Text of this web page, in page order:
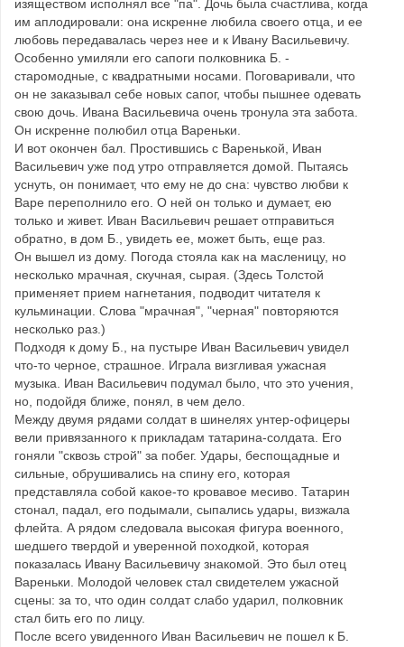
изяществом исполнял все "па". Дочь была счастлива, когда
им аплодировали: она искренне любила своего отца, и ее
любовь передавалась через нее и к Ивану Васильевичу.
Особенно умиляли его сапоги полковника Б. -
старомодные, с квадратными носами. Поговаривали, что
он не заказывал себе новых сапог, чтобы пышнее одевать
свою дочь. Ивана Васильевича очень тронула эта забота.
Он искренне полюбил отца Вареньки.
И вот окончен бал. Простившись с Варенькой, Иван
Васильевич уже под утро отправляется домой. Пытаясь
уснуть, он понимает, что ему не до сна: чувство любви к
Варе переполнило его. О ней он только и думает, ею
только и живет. Иван Васильевич решает отправиться
обратно, в дом Б., увидеть ее, может быть, еще раз.
Он вышел из дому. Погода стояла как на масленицу, но
несколько мрачная, скучная, сырая. (Здесь Толстой
применяет прием нагнетания, подводит читателя к
кульминации. Слова "мрачная", "черная" повторяются
несколько раз.)
Подходя к дому Б., на пустыре Иван Васильевич увидел
что-то черное, страшное. Играла визгливая ужасная
музыка. Иван Васильевич подумал было, что это учения,
но, подойдя ближе, понял, в чем дело.
Между двумя рядами солдат в шинелях унтер-офицеры
вели привязанного к прикладам татарина-солдата. Его
гоняли "сквозь строй" за побег. Удары, беспощадные и
сильные, обрушивались на спину его, которая
представляла собой какое-то кровавое месиво. Татарин
стонал, падал, его подымали, сыпались удары, визжала
флейта. А рядом следовала высокая фигура военного,
шедшего твердой и уверенной походкой, которая
показалась Ивану Васильевичу знакомой. Это был отец
Вареньки. Молодой человек стал свидетелем ужасной
сцены: за то, что один солдат слабо ударил, полковник
стал бить его по лицу.
После всего увиденного Иван Васильевич не пошел к Б.